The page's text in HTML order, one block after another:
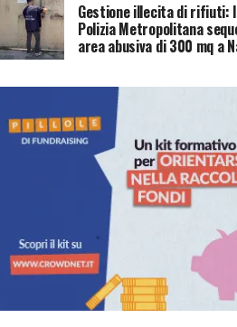
Gestione illecita di rifiuti:
Polizia Metropolitana
area abusiva di 300 mq a